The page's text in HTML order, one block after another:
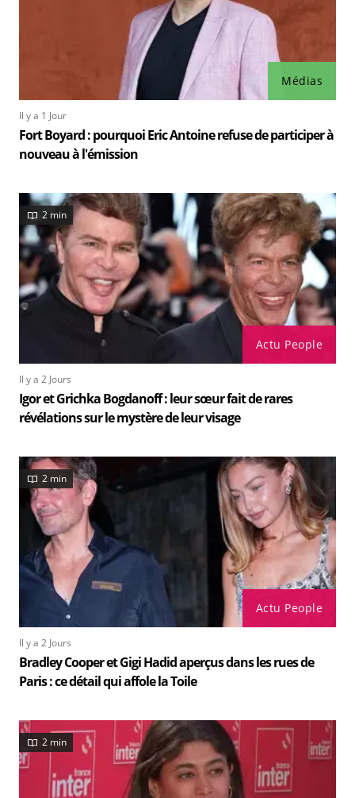
Médias
Il y a 1 Jour
Fort Boyard : pourquoi Eric Antoine refuse de participer à
nouveau à l'émission
Actu People
2 min
Il y a 2 Jours
Igor et Grichka Bogdanoff : leur sœur fait de rares
révélations sur le mystère de leur visage
Actu People
2 min
Il y a 2 Jours
Bradley Cooper et Gigi Hadid aperçus dans les rues de
Paris : ce détail qui affole la Toile
2 min